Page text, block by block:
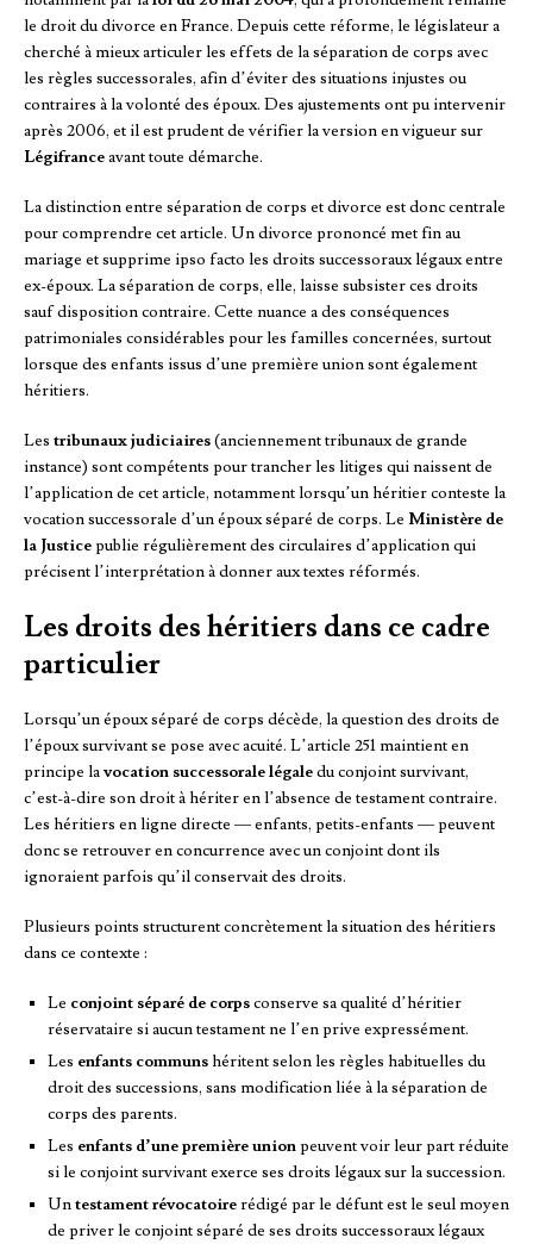
le droit du divorce en France. Depuis cette réforme, le législateur a
cherché à mieux articuler les effets de la séparation de corps avec
les règles successorales, afin d’éviter des situations injustes ou
contraires à la volonté des époux. Des ajustements ont pu intervenir
après 2006, et il est prudent de vérifier la version en vigueur sur
Légifranceavant toute démarche.
La distinction entre séparation de corps et divorce est donc centrale
pour comprendre cet article. Un divorce prononcé met fin au
mariage et supprime ipso facto les droits successoraux légaux entre
ex-époux. La séparation de corps, elle, laisse subsister ces droits
sauf disposition contraire. Cette nuance a des conséquences
patrimoniales considérables pour les familles concernées, surtout
lorsque des enfants issus d’une première union sont également
héritiers.
Les tribunaux judiciaires(anciennement tribunaux de grande
instance) sont compétents pour trancher les litiges qui naissent de
l’application de cet article, notamment lorsqu’un héritier conteste la
vocation successorale d’un époux séparé de corps. Le Ministère de
la Justicepublie régulièrement des circulaires d’application qui
précisent l’interprétation à donner aux textes réformés.
Les droits des héritiers dans ce cadre
particulier
Lorsqu’un époux séparé de corps décède, la question des droits de
l’époux survivant se pose avec acuité. L’article 251 maintient en
principe lavocation successorale légaledu conjoint survivant,
c’est-à-dire son droit à hériter en l’absence de testament contraire.
Les héritiers en ligne directe — enfants, petits-enfants — peuvent
donc se retrouver en concurrence avec un conjoint dont ils
ignoraient parfois qu’il conservait des droits.
Plusieurs points structurent concrètement la situation des héritiers
dans ce contexte :
Le conjoint séparé de corpsconserve sa qualité d’héritier
réservataire si aucun testament ne l’en prive expressément.
Les enfants communshéritent selon les règles habituelles du
droit des successions, sans modification liée à la séparation de
corps des parents.
Les enfants d’une première unionpeuvent voir leur part réduite
si le conjoint survivant exerce ses droits légaux sur la succession.
Untestament révocatoirerédigé par le défunt est le seul moyen
de priver le conjoint séparé de ses droits successoraux légaux